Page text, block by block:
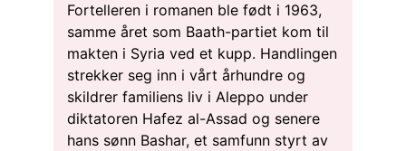
Fortelleren i romanen ble født i 1963,
samme året som Baath-partiet kom til
makten i Syria ved et kupp. Handlingen
strekker seg inn i vårt århundre og
skildrer familiens liv i Aleppo under
diktatoren Hafez al-Assad og senere
hans sønn Bashar, et samfunn styrt av